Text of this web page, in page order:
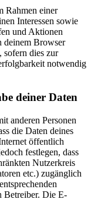
Rahmen einer
Interessen sowie
und Aktionen
deinem Browser
sofern dies zur
notwendig
deiner Daten
anderen Personen
die Daten deines
öffentlich
festlegen, dass
Nutzerkreis
etc.) zugänglich
Betreiber. Die E-